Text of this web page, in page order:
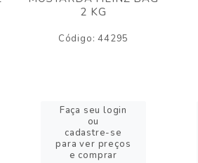
2 KG
Código: 44295
Faça seu login
ou
cadastre-se
para ver preços
e comprar